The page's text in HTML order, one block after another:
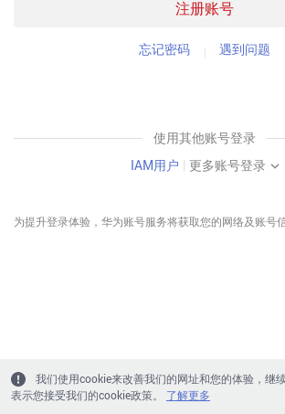
注册账号
忘记密码 遇到问题
使用其他账号登录
IAM用户 | 更多账号登录
为提升登录体验，华为账号服务将获取您的网络及账号信
我们使用cookie来改善我们的网址和您的体验，继
表示您接受我们的cookie政策。
了解更多